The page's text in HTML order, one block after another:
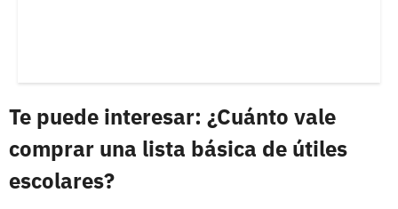
Te puede interesar: ¿Cuánto vale
comprar una lista básica de útiles
escolares?